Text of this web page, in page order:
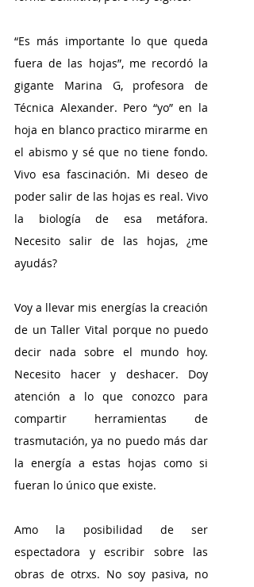
“Es más importante lo que queda
fuera de las hojas”, me recordó la
gigante Marina G, profesora de
Técnica Alexander. Pero “yo” en la
hoja en blanco practico mirarme en
el abismo y sé que no tiene fondo.
Vivo esa fascinación. Mi deseo de
poder salir de las hojas es real. Vivo
la biología de esa metáfora.
Necesito salir de las hojas, ¿me
ayudás?
Voy a llevar mis energías la creación
de un Taller Vital porque no puedo
decir nada sobre el mundo hoy.
Necesito hacer y deshacer. Doy
atención a lo que conozco para
compartir herramientas de
trasmutación, ya no puedo más dar
la energía a estas hojas como si
fueran lo único que existe.
Amo la posibilidad de ser
espectadora y escribir sobre las
obras de otrxs. No soy pasiva, no